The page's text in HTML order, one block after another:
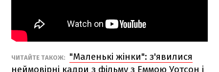
ЧИТАЙТЕ ТАКОЖ:
"Маленькі жінки": з'явилися
неймовірні кадри з фільму з Еммою Уотсон і